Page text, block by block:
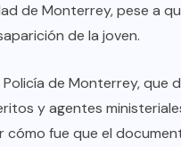
de Monterrey, pese a
de la joven.
de Monterrey, que
y agentes
fue que el